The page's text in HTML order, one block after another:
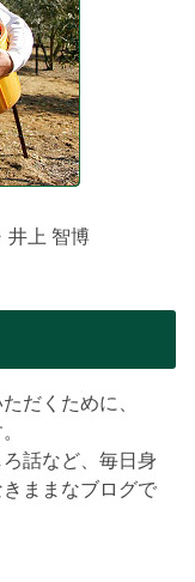
井上 智博
だくために、
話など、毎日身
ままなブログで